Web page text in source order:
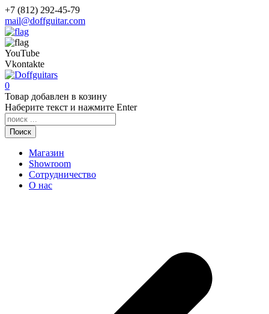
+7 (812) 292-45-79
mail@doffguitar.com
YouTube
Vkontakte
0
Товар добавлен в козину
Наберите текст и нажмите Enter
Поиск
Магазин
Showroom
Сотрудничество
О нас